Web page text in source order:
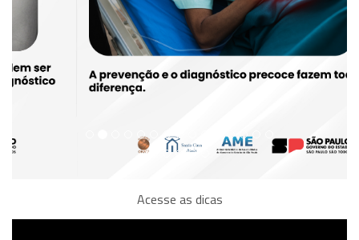
Acesse as dicas